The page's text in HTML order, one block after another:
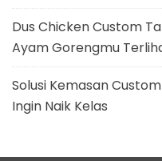
Dus Chicken Custom
Ayam Gorengmu
Solusi Kemasan
Ingin Naik Kelas